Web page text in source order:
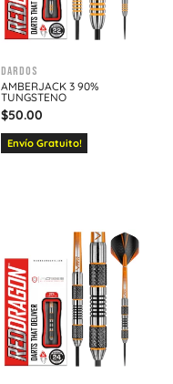
Dardos
AMBERJACK 3 90%
TUNGSTENO
$50.00
Envío Gratuito!